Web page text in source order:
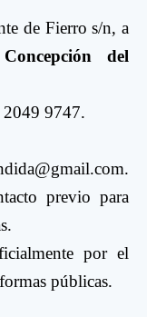
de Fierro s/n, a
Concepción del
9747.
.
previo para
por el
públicas.